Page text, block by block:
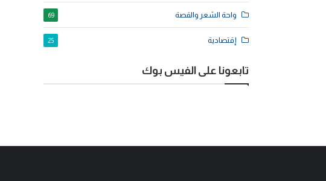
واحة الشعر والقصة 69
إقتصادية 25
تابعونا على الفيس بوك